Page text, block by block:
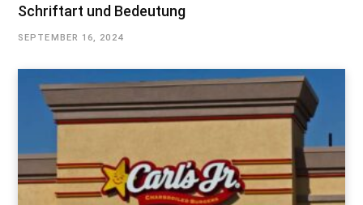
Schriftart und Bedeutung
SEPTEMBER 16, 2024